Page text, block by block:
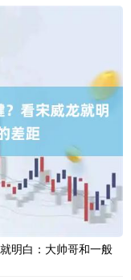
明白：大帅哥和一般